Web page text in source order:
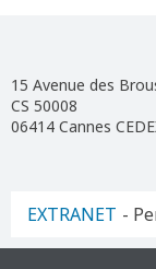
15 Avenue des
CS 50008
06414 Cannes
EXTRANET -